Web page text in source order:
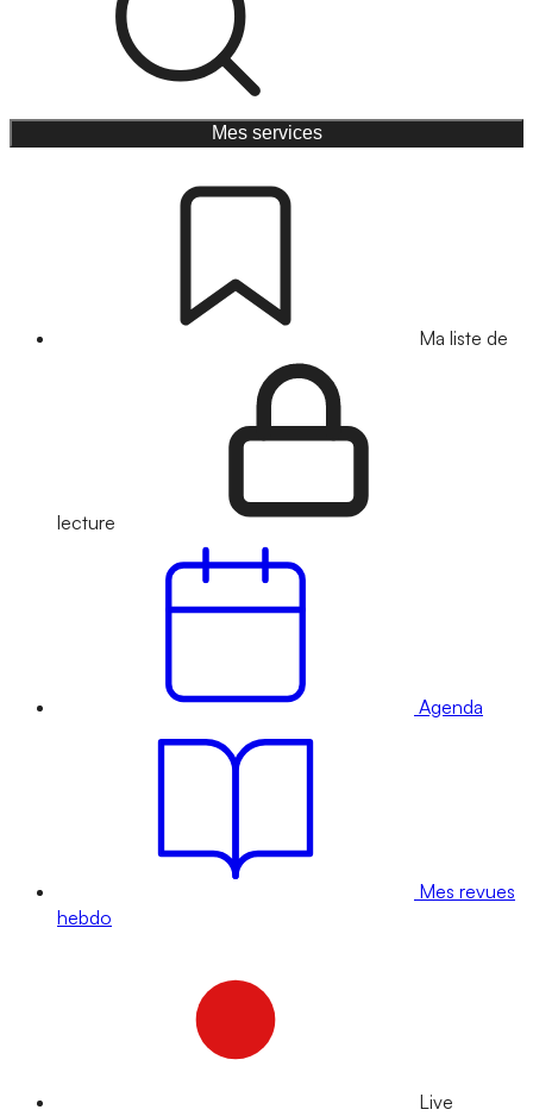
Mes services
Ma liste de
lecture
Agenda
Mes revues
hebdo
Live